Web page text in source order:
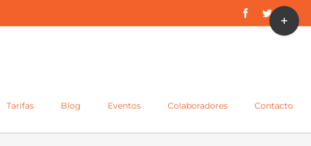
FacebookTwitter
Tarifas Blog Eventos Colaboradores Contacto
Toggle
Sliding